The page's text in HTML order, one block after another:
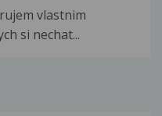
vlastnim
si nechat...